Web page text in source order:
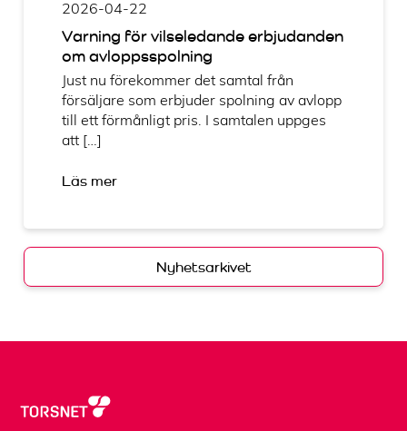
2026-04-22
Varning för vilseledande erbjudanden
om avloppsspolning
Just nu förekommer det samtal från
försäljare som erbjuder spolning av avlopp
till ett förmånligt pris. I samtalen uppges
att […]
Läs mer
Nyhetsarkivet